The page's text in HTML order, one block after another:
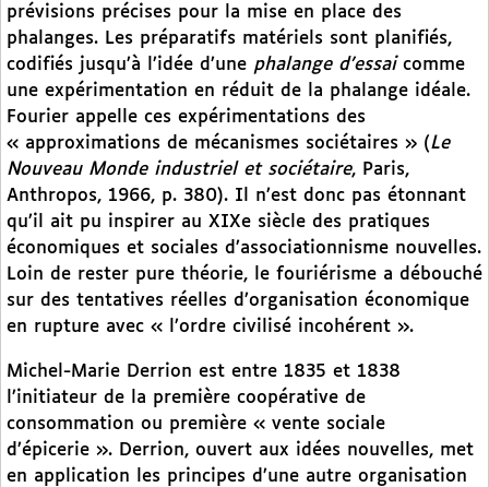
prévisions précises pour la mise en place des
phalanges. Les préparatifs matériels sont planifiés,
codifiés jusqu’à l’idée d’une phalange d’essai comme
une expérimentation en réduit de la phalange idéale.
Fourier appelle ces expérimentations des
« approximations de mécanismes sociétaires » (Le
Nouveau Monde industriel et sociétaire, Paris,
Anthropos, 1966, p. 380). Il n’est donc pas étonnant
qu’il ait pu inspirer au XIXe siècle des pratiques
économiques et sociales d’associationnisme nouvelles.
Loin de rester pure théorie, le fouriérisme a débouché
sur des tentatives réelles d’organisation économique
en rupture avec « l’ordre civilisé incohérent ».
Michel-Marie Derrion est entre 1835 et 1838
l’initiateur de la première coopérative de
consommation ou première « vente sociale
d’épicerie ». Derrion, ouvert aux idées nouvelles, met
en application les principes d’une autre organisation